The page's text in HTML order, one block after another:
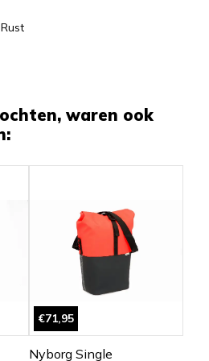
waren ook
€71,95
Nyborg Single